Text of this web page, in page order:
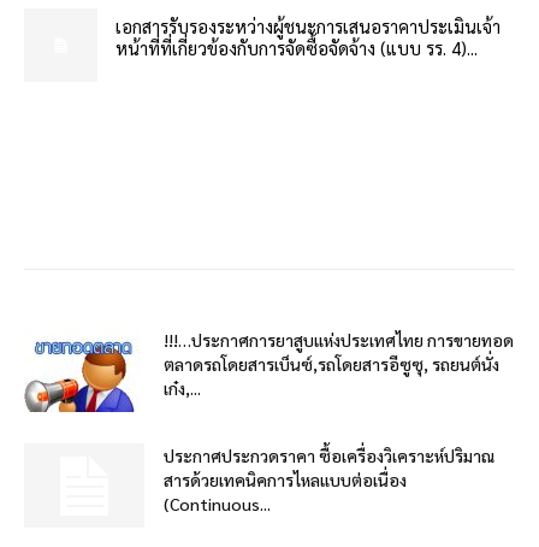
เอกสารรับรองระหว่างผู้ชนะการเสนอราคาประเมินเจ้า
หน้าที่ที่เกี่ยวข้องกับการจัดซื้อจัดจ้าง (แบบ รร. 4)...
!!!…ประกาศการยาสูบแห่งประเทศไทย การขายทอด
ตลาดรถโดยสารเบ็นซ์,รถโดยสารอีซูซุ, รถยนต์นั่ง
เก๋ง,...
ประกาศประกวดราคา ซื้อเครื่องวิเคราะห์ปริมาณ
สารด้วยเทคนิคการไหลแบบต่อเนื่อง
(Continuous...